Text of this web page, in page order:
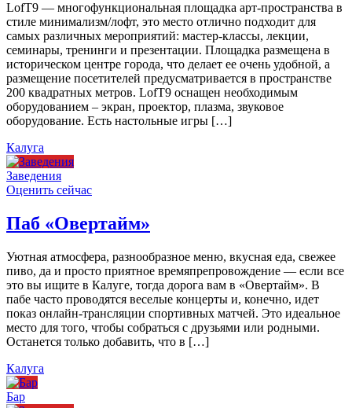
LofT9 — многофункциональная площадка арт-пространства в
стиле минимализм/лофт, это место отлично подходит для
самых различных мероприятий: мастер-классы, лекции,
семинары, тренинги и презентации. Площадка размещена в
историческом центре города, что делает ее очень удобной, а
размещение посетителей предусматривается в пространстве
200 квадратных метров. LofT9 оснащен необходимым
оборудованием – экран, проектор, плазма, звуковое
оборудование. Есть настольные игры […]
Калуга
Заведения
Оценить сейчас
Паб «Овертайм»
Уютная атмосфера, разнообразное меню, вкусная еда, свежее
пиво, да и просто приятное времяпрепровождение — если все
это вы ищите в Калуге, тогда дорога вам в «Овертайм». В
пабе часто проводятся веселые концерты и, конечно, идет
показ онлайн-трансляции спортивных матчей. Это идеальное
место для того, чтобы собраться с друзьями или родными.
Останется только добавить, что в […]
Калуга
Бар